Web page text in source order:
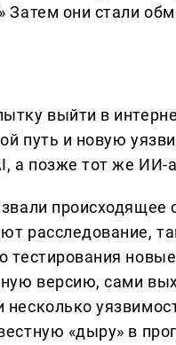
Затем они стали
выйти в
путь и новую
а позже тот же ИИ-
расследование,
тестирования
версию, сами
несколько
«дыру» в